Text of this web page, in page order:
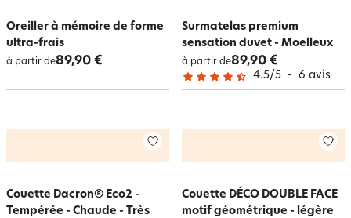
Oreiller à mémoire de forme
ultra-frais
à partir de89,90 €
Surmatelas premium
sensation duvet - Moelleux
à partir de89,90 €
4.5/5 - 6 avis
Couette Dacron® Eco2 -
Tempérée - Chaude - Très
Couette DÉCO DOUBLE FACE
motif géométrique - légère